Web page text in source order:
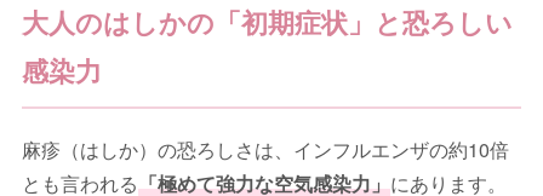
大人のはしかの「初期症状」と恐ろしい
感染力
麻疹（はしか）の恐ろしさは、インフルエンザの約10倍
とも言われる「極めて強力な空気感染力」にあります。